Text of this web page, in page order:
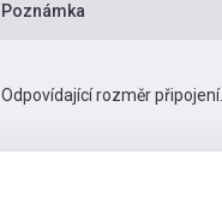
Poznámka
Odpovídající rozměr připojení.